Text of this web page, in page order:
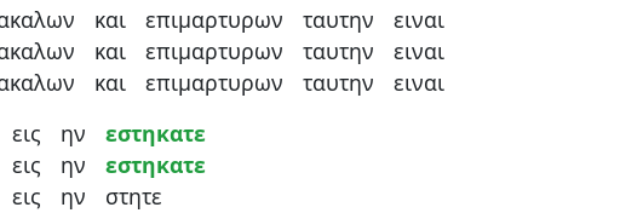
και
και
και
επιμαρτυρων
επιμαρτυρων
επιμαρτυρων
ταυτην
ταυτην
ταυτην
ειναι
ειναι
ειναι
εις
εις
εις
ην
ην
ην
εστηκατε
εστηκατε
στητε